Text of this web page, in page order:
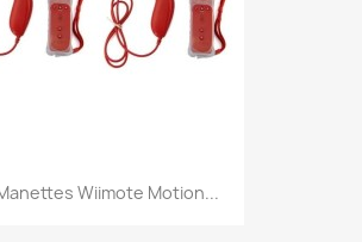
Wiimote Motion...